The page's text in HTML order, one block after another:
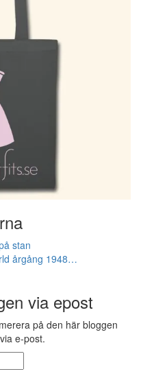
stan
årgång 1948…
via epost
på den här bloggen
e-post.